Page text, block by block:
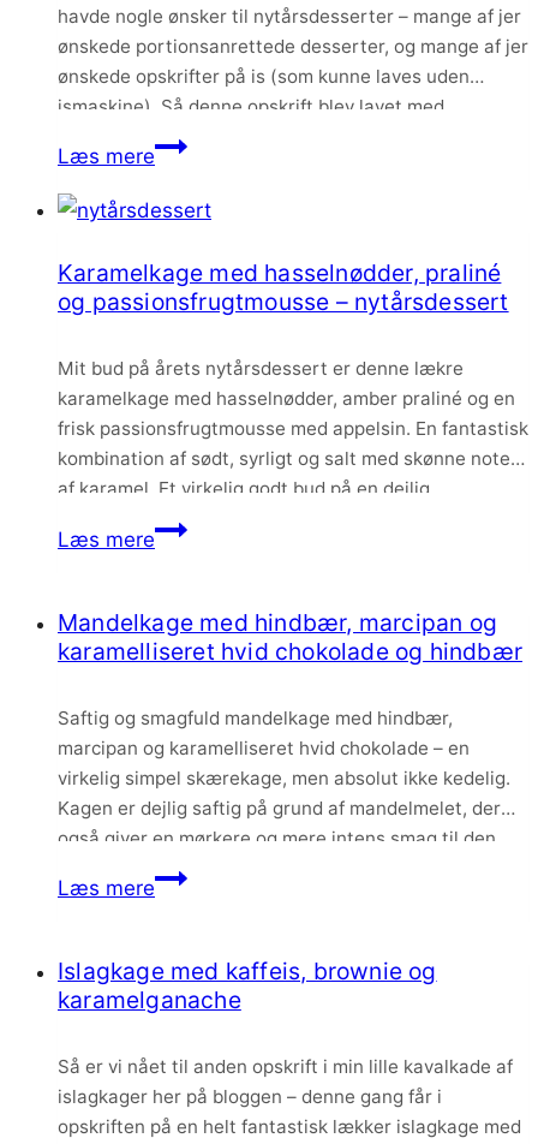
havde nogle ønsker til nytårsdesserter – mange af jer
ønskede portionsanrettede desserter, og mange af jer
ønskede opskrifter på is (som kunne laves uden
ismaskine). Så denne opskrift blev lavet med
udgangspunkt i disse ønsker.
Læs mereLimeparfait
pistaciemazarin
karamelganache
–
Karamelkage med hasselnødder, praliné
og passionsfrugtmousse – nytårsdessert
Mit bud på årets nytårsdessert er denne lækre
karamelkage med hasselnødder, amber praliné og en
frisk passionsfrugtmousse med appelsin. En fantastisk
kombination af sødt, syrligt og salt med skønne noter
af karamel. Et virkelig godt bud på en dejlig
nytårsdessert, hvis i spørger mig.
Læs mereKaramelkage
praliné
og
–
nytårsdessert
Mandelkage med hindbær, marcipan og
karamelliseret hvid chokolade og hindbær
Saftig og smagfuld mandelkage med hindbær,
marcipan og karamelliseret hvid chokolade – en
virkelig simpel skærekage, men absolut ikke kedelig.
Kagen er dejlig saftig på grund af mandelmelet, der
også giver en mørkere og mere intens smag til den
elles klassiske mazarin.
Læs mereMandelkage
marcipan
og
hvid
chokolade
Islagkage med kaffeis, brownie og
karamelganache
Så er vi nået til anden opskrift i min lille kavalkade af
islagkager her på bloggen – denne gang får i
opskriften på en helt fantastisk lækker islagkage med